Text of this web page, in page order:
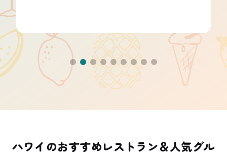
ハワイのおすすめレストラン＆人気グル